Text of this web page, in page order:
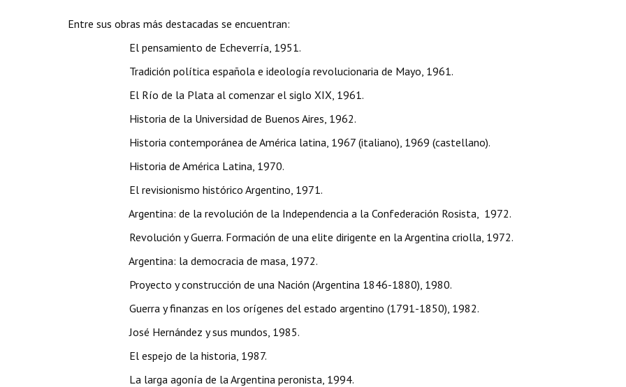
Entre sus obras más destacadas se encuentran:
­ El pensamiento de Echeverría, 1951.
­ Tradición política española e ideología revolucionaria de Mayo, 1961.
­ El Río de la Plata al comenzar el siglo XIX, 1961.
­ Historia de la Universidad de Buenos Aires, 1962.
­ Historia contemporánea de América latina, 1967 (italiano), 1969 (castellano).
­ Historia de América Latina, 1970.
­ El revisionismo histórico Argentino, 1971.
­ Argentina: de la revolución de la Independencia a la Confederación Rosista, 1972.
­ Revolución y Guerra. Formación de una elite dirigente en la Argentina criolla, 1972.
­ Argentina: la democracia de masa, 1972.
­ Proyecto y construcción de una Nación (Argentina 1846-1880), 1980.
­ Guerra y finanzas en los orígenes del estado argentino (1791-1850), 1982.
­ José Hernández y sus mundos, 1985.
­ El espejo de la historia, 1987.
­ La larga agonía de la Argentina peronista, 1994.